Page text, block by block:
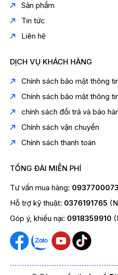
Sản phẩm
Tin tức
Liên hệ
DỊCH VỤ KHÁCH HÀNG
Chính sách bảo mật thông
Chính sách bảo mật thông
chính sách đổi trả và bảo
Chính sách vận chuyển
Chính sách thanh toán
TỔNG ĐÀI MIỄN PHÍ
Tư vấn mua hàng: 0937700073
Hỗ trợ kỹ thuật: 0376191765
Góp ý, khiếu nại: 0918359910